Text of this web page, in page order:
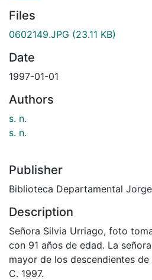
Files
0602149.JPG (23.11 KB)
Date
1997-01-01
Authors
s. n.
s. n.
Publisher
Biblioteca Departamental
Description
Señora Silvia Urriago, foto
con 91 años de edad. La
mayor de los descendientes
C. 1997.